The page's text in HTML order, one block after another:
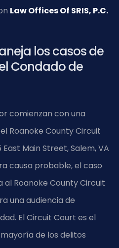
Law Offices Of SRIS, P.C.
los casos de
Condado de
comienzan con una
Roanoke County Circuit
Main Street, Salem, VA
causa probable, el caso
al Roanoke County Circuit
una audiencia de
El Circuit Court es el
de los delitos